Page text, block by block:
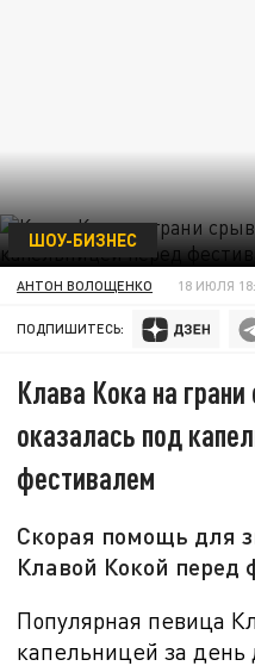
ШОУ-БИЗНЕС
АНТОН ВОЛОЩЕНКО 18 ИЮЛЯ
ПОДПИШИТЕСЬ:
Клава Кока на
оказалась под
фестивалем
Скорая помощь для
Клавой Кокой перед
Популярная певица
капельницей за день